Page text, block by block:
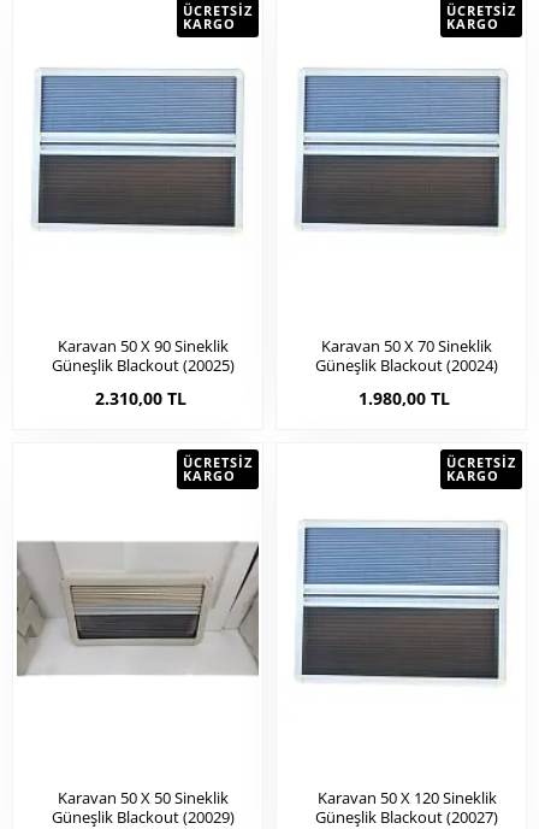
ÜCRETSIZ
KARGO
Karavan 50 X 90 Sineklik
Güneşlik Blackout (20025)
2.310,00 TL
ÜCRETSIZ
KARGO
Karavan 50 X 70 Sineklik
Güneşlik Blackout (20024)
1.980,00 TL
ÜCRETSIZ
KARGO
Karavan 50 X 50 Sineklik
Güneşlik Blackout (20029)
ÜCRETSIZ
KARGO
Karavan 50 X 120 Sineklik
Güneşlik Blackout (20027)